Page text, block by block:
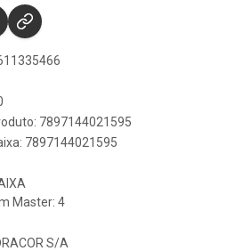
7897144021595
7897144021595
Master: 4
S/A